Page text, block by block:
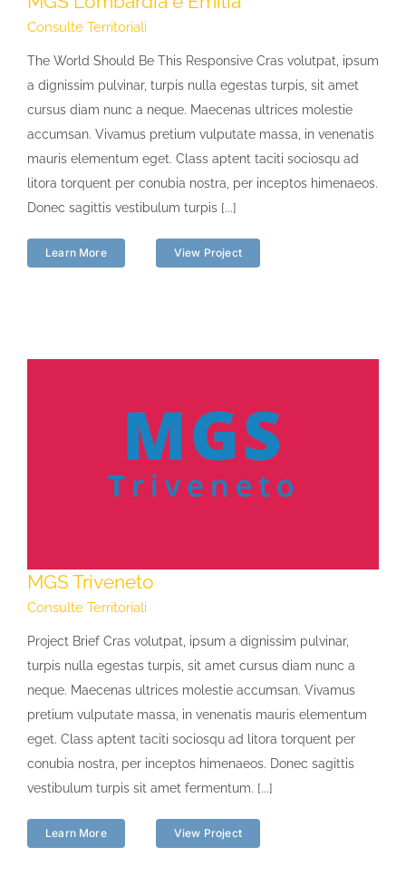
Consulte Territoriali
The World Should Be This Responsive Cras volutpat, ipsum
a dignissim pulvinar, turpis nulla egestas turpis, sit amet
cursus diam nunc a neque. Maecenas ultrices molestie
accumsan. Vivamus pretium vulputate massa, in venenatis
mauris elementum eget. Class aptent taciti sociosqu ad
litora torquent per conubia nostra, per inceptos himenaeos.
Donec sagittis vestibulum turpis [...]
Learn More View Project
MGS Triveneto
Consulte Territoriali
Project Brief Cras volutpat, ipsum a dignissim pulvinar,
turpis nulla egestas turpis, sit amet cursus diam nunc a
neque. Maecenas ultrices molestie accumsan. Vivamus
pretium vulputate massa, in venenatis mauris elementum
eget. Class aptent taciti sociosqu ad litora torquent per
conubia nostra, per inceptos himenaeos. Donec sagittis
vestibulum turpis sit amet fermentum. [...]
Learn More View Project